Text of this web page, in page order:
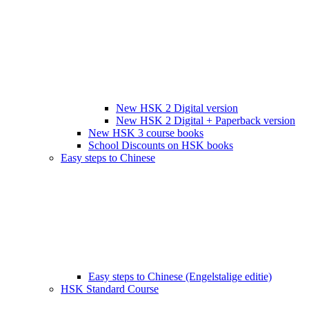
New HSK 2 Digital version
New HSK 2 Digital + Paperback version
New HSK 3 course books
School Discounts on HSK books
Easy steps to Chinese
Easy steps to Chinese (Engelstalige editie)
HSK Standard Course